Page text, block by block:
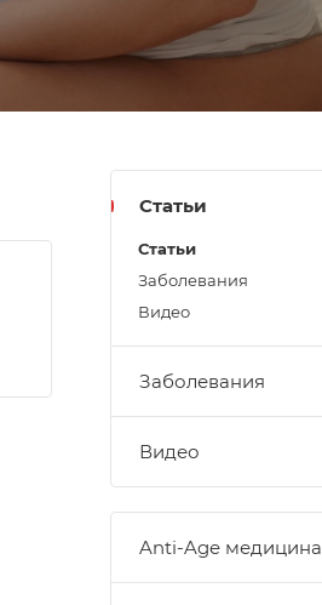
Статьи
Статьи
Заболевания
Видео
Заболевания
Видео
Anti-Age медицина